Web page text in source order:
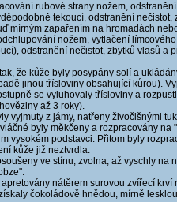
rubové strany nožem,
tekoucí, odstranění nečistot,
mírným zapařením na hromadách
nožem, vytlačení
odstranění nečistot, zbytků vlasů a
že kůže byly posypány solí a
jinou třísloviny obsahující kůrou).
se vyluhovaly třísloviny a
až 3 roky).
vyjmuty z jámy, natřeny živočišnými
byly měkčeny a rozpracovány
vysokém podstavci. Přitom byly
kůže již neztvrdla.
ve stínu, zvolna, až vyschly na
nátěrem surovou zvířecí
čokoládově hnědou, mírně